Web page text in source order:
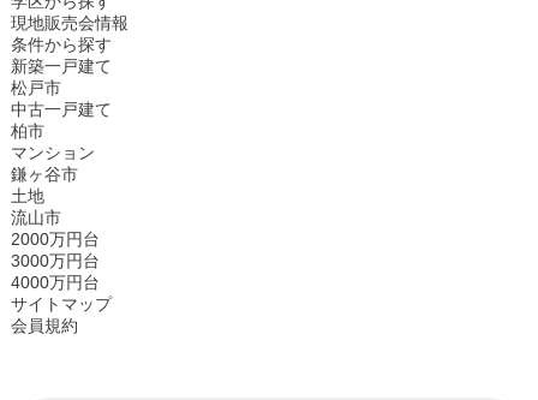
現地販売会情報
条件から探す
新築一戸建て
松戸市
中古一戸建て
柏市
マンション
鎌ヶ谷市
土地
流山市
2000万円台
3000万円台
4000万円台
サイトマップ
会員規約